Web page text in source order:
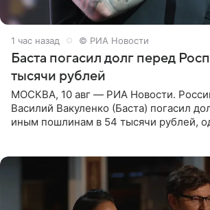
1 час назад © РИА Новости
Баста погасил долг перед
тысячи рублей
МОСКВА, 10 авг — РИА Новости.
Василий Вакуленко (Баста) погасил
иным пошлинам в 54 тысячи рублей,